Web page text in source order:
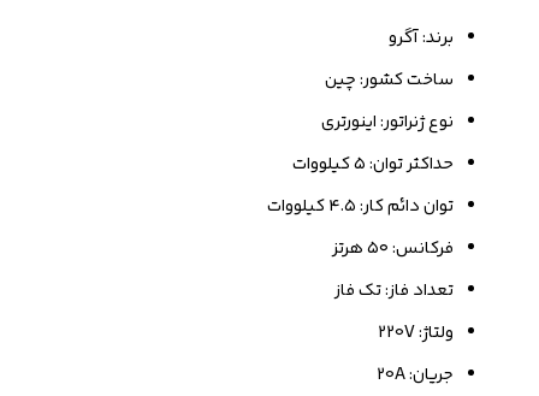
برند: آگرو
ساخت کشور: چین
نوع ژنراتور: اینورتری
حداکثر توان: ۵ کیلووات
توان دائم کار: ۴.۵ کیلووات
فرکانس: ۵۰ هرتز
تعداد فاز: تک فاز
ولتاژ: 220V
جریان: 20A